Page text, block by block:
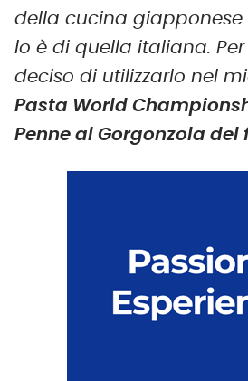
della cucina
lo è di quella italiana.
deciso di utilizzarlo nel
Pasta World
Penne al Gorgonzola del